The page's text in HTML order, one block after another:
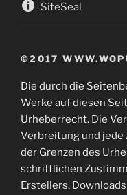
SiteSeal
©2017
Die durch die
Werke auf diesen
Urheberrecht. Die
Verbreitung und
der Grenzen des
schriftlichen
Erstellers.